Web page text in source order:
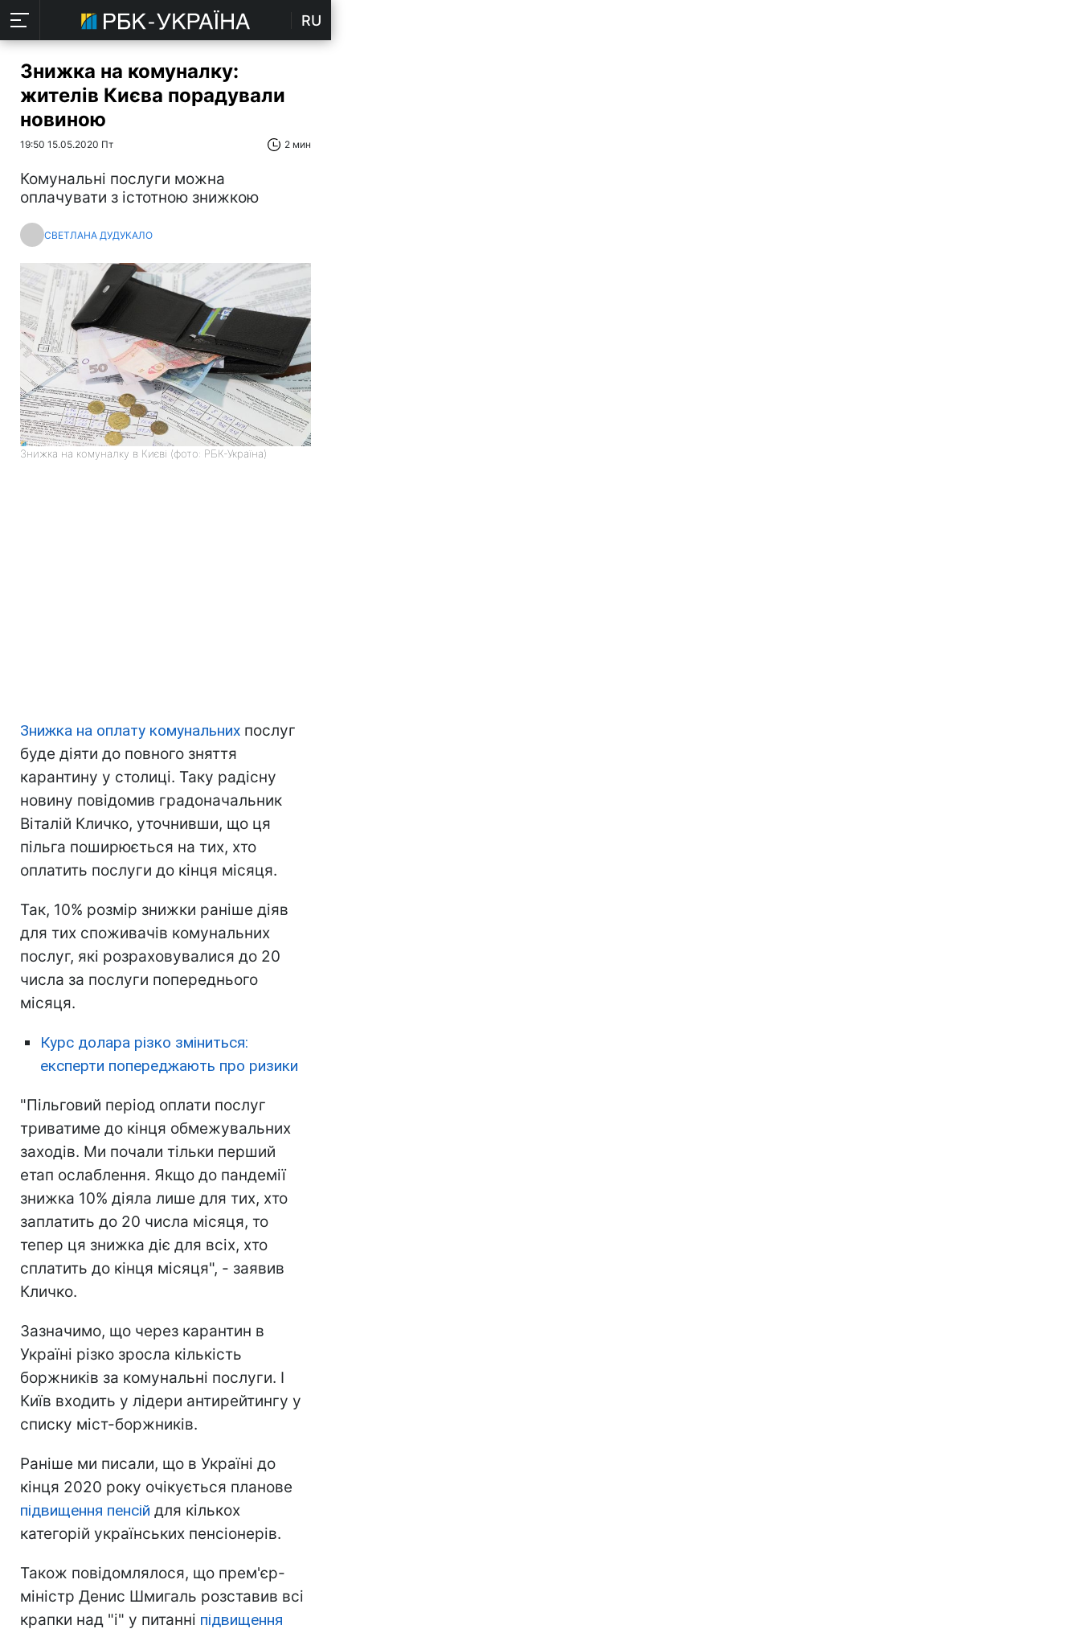
RU
Знижка на комуналку:
жителів Києва порадували
новиною
19:50 15.05.2020 Пт 2 мин
Комунальні послуги можна
оплачувати з істотною знижкою
СВЕТЛАНА ДУДУКАЛО
Знижка на комуналку в Києві (фото: РБК-Україна)
Знижка на оплату комунальних послуг
буде діяти до повного зняття
карантину у столиці. Таку радісну
новину повідомив градоначальник
Віталій Кличко, уточнивши, що ця
пільга поширюється на тих, хто
оплатить послуги до кінця місяця.
Так, 10% розмір знижки раніше діяв
для тих споживачів комунальних
послуг, які розраховувалися до 20
числа за послуги попереднього
місяця.
Курс долара різко зміниться:
експерти попереджають про ризики
"Пільговий період оплати послуг
триватиме до кінця обмежувальних
заходів. Ми почали тільки перший
етап ослаблення. Якщо до пандемії
знижка 10% діяла лише для тих, хто
заплатить до 20 числа місяця, то
тепер ця знижка діє для всіх, хто
сплатить до кінця місяця", - заявив
Кличко.
Зазначимо, що через карантин в
Україні різко зросла кількість
боржників за комунальні послуги. І
Київ входить у лідери антирейтингу у
списку міст-боржників.
Раніше ми писали, що в Україні до
кінця 2020 року очікується планове
підвищення пенсій для кількох
категорій українських пенсіонерів.
Також повідомлялося, що прем'єр-
міністр Денис Шмигаль розставив всі
крапки над "і" у питанні підвищення